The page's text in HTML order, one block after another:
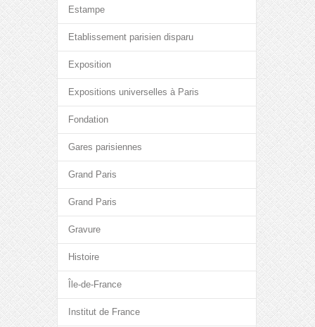
Estampe
Etablissement parisien disparu
Exposition
Expositions universelles à Paris
Fondation
Gares parisiennes
Grand Paris
Grand Paris
Gravure
Histoire
Île-de-France
Institut de France